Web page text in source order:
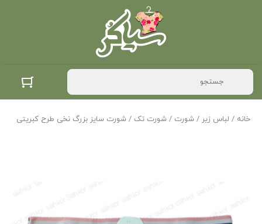
خانه / لباس زیر / شورت / شورت تک / شورت سایز بزرگ نخی طرح کبریتی